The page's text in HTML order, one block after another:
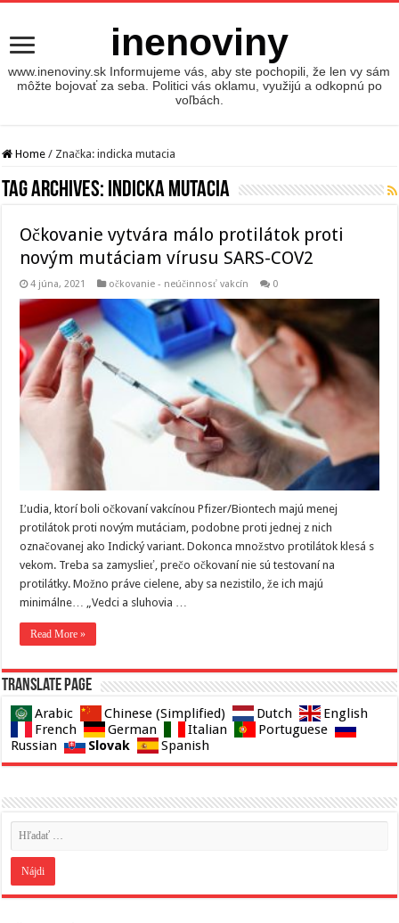
inenoviny
www.inenoviny.sk Informujeme vás, aby ste pochopili, že len vy sám
môžte bojovať za seba. Politici vás oklamu, využijú a odkopnú po
voľbách.
Home / Značka:indicka mutacia
Tag Archives: indicka mutacia
Očkovanie vytvára málo protilátok proti
novým mutáciam vírusu SARS-COV2
4 júna, 2021 očkovanie - neúčinnosť vakcín 0
Ľudia, ktorí boli očkovaní vakcínou Pfizer/Biontech majú menej
protilátok proti novým mutáciam, podobne proti jednej z nich
označovanej ako Indický variant. Dokonca množstvo protilátok klesá s
vekom. Treba sa zamyslieť, prečo očkovaní nie sú testovaní na
protilátky. Možno práve cielene, aby sa nezistilo, že ich majú
minimálne… „Vedci a sluhovia …
Read More »
Translate page
Arabic Chinese (Simplified) Dutch
English
French
German Italian
Portuguese
Russian
Slovak Spanish